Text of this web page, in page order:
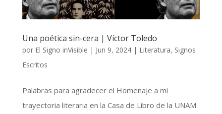
Una poética sin-cera | Víctor Toledo
por El Signo inVisible | Jun 9, 2024| Literatura, Signos
Escritos
Palabras para agradecer el Homenaje a mi
trayectoria literaria en la Casa de Libro de la UNAM